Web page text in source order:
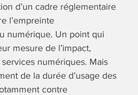
d’un cadre réglementaire
l’empreinte
numérique. Un point qui
mesure de l’impact,
numériques. Mais
de la durée d’usage des
contre